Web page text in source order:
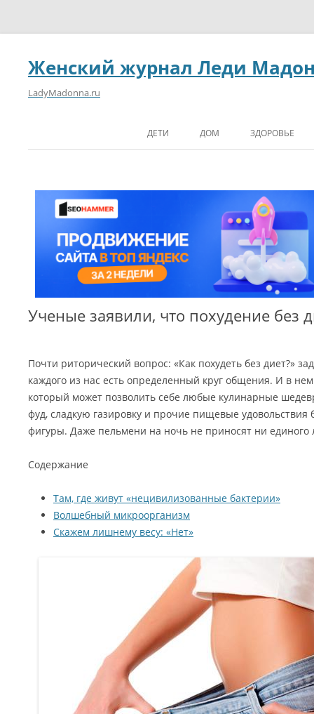
Женский журнал Леди
LadyMadonna.ru
ДЕТИ ДОМ ЗДОРОВЬЕ
Ученые заявили, что похудение без
Почти риторический вопрос: «Как похудеть без диет?»
каждого из нас есть определенный круг общения. И в
который может позволить себе любые кулинарные
фуд, сладкую газировку и прочие пищевые удовольствия
фигуры. Даже пельмени на ночь не приносят ни единого
Содержание
Там, где живут «нецивилизованные бактерии»
Волшебный микроорганизм
Скажем лишнему весу: «Нет»